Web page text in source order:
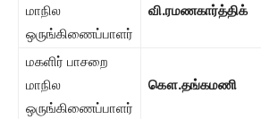
மாநில
ஒருங்கிணைப்பாளர்
வி.ரமணகார்த்திக்
மகளிர் பாசறை
மாநில
ஒருங்கிணைப்பாளர்
கௌ.தங்கமணி